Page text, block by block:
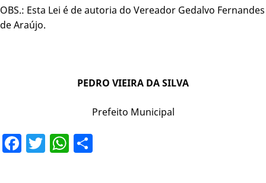
OBS.: Esta Lei é de autoria do Vereador Gedalvo Fernandes
de Araújo.
PEDRO VIEIRA DA SILVA
Prefeito Municipal
Facebook
TwitterWhatsApp